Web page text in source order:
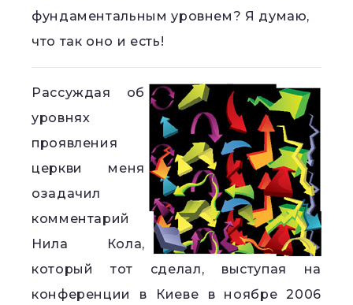
фундаментальным уровнем? Я думаю,
что так оно и есть!
Рассуждая об
уровнях
проявления
церкви меня
озадачил
комментарий
Нила Кола,
который тот сделал, выступая на
конференции в Киеве в ноябре 2006